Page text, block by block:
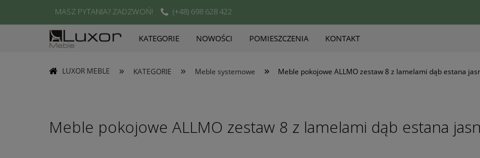
MASZ PYTANIA? ZADZWOŃ! (+48) 698 628 422
KATEGORIE NOWOŚCI POMIESZCZENIA KONTAKT
LUXOR MEBLE » KATEGORIE » Meble systemowe » Meble pokojowe ALLMO zestaw 8 z lamelami dąb estana
Meble pokojowe ALLMO zestaw 8 z lamelami dąb estana